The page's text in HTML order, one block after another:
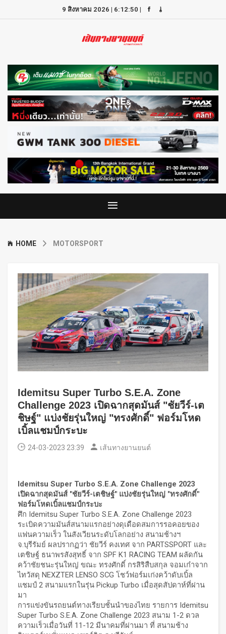
9 สิงหาคม 2026 | 6:12:50 |
HOME MOTORSPORT
Idemitsu Super Turbo S.E.A. Zone
Challenge 2023 เปิดฉากสุดมันส์ "ชัยวีร์-เต
ชิษฐ์" แบ่งชัยรุ่นใหญ่ "ทรงศักดิ์" ฟอร์มโหด
เบิ้ลแชมป์กระบะ
24-03-2023 23:39 เส้นทางยานยนต์
Idemitsu Super Turbo S.E.A. Zone Challenge 2023
เปิดฉากสุดมันส์ "ชัยวีร์-เตชิษฐ์" แบ่งชัยรุ่นใหญ่ "ทรงศักดิ์"
ฟอร์มโหดเบิ้ลแชมป์กระบะ
ศึก Idemitsu Super Turbo S.E.A. Zone Challenge 2023
ระเบิดความมันส์สนามแรกอย่างดุเดือดสมการรอคอยของ
แฟนความเร็ว ในสังเวียนระดับโลกอย่าง สนามช้างฯ
จ.บุรีรัมย์ ผลปรากฏว่า ชัยวีร์ คงเทศ จาก PARTSSPORT และ
เตชิษฐ์ ธนาพรสังสุทธิ์ จาก SPF K1 RACING TEAM ผลัดกัน
คว้าชัยชนะรุ่นใหญ่ ขณะ ทรงศักดิ์ กรสิริสืบสกุล จอมเก๋าจาก
ไทวัสดุ NEXZTER LENSO SCG โชว์ฟอร์มเก่งคว้าดับเบิ้ล
แชมป์ 2 สนามแรกในรุ่น Pickup Turbo เมื่อสุดสัปดาห์ที่ผ่าน
มา
การแข่งขันรถยนต์ทางเรียบชั้นนำของไทย รายการ Idemitsu
Super Turbo S.E.A. Zone Challenge 2023 สนาม 1-2 ดวล
ความเร็วเมื่อวันที่ 11-12 มีนาคมที่ผ่านมา ที่ สนามช้าง